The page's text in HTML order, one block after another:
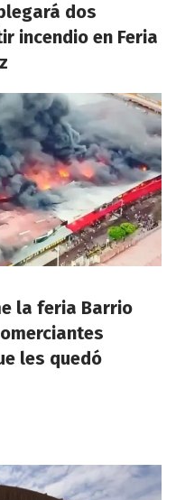
dos
incendio en Feria
la feria Barrio
les quedó